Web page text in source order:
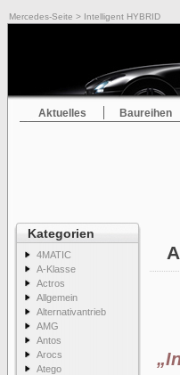
Mercedes-Seite > Intelligent HYBRID
Aktuelles Baureihen
Kategorien
4MATIC
A-Klasse
Actros
Allgemein
Alternativantrieb
AMG
Antos
Arocs
Atego